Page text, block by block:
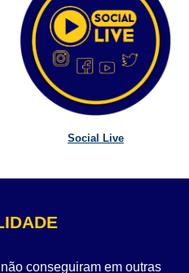
Social Live
conseguiram em outras